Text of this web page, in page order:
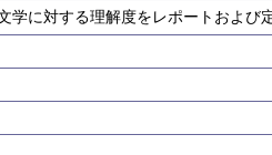
学に対する理解度をレポートおよび